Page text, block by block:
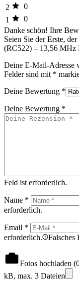
2
0
1
0
Danke schön! Ihre
Seien Sie der Erste,
(RC522) – 13,56 MHz
Deine E-Mail-Adresse
Felder sind mit *
Deine Bewertung *
Deine Bewertung *
Feld ist erforderlich.
Name *
erforderlich.
Email *
erforderlich.
Falsches
Fotos hochladen (
kB, max. 3 Dateien